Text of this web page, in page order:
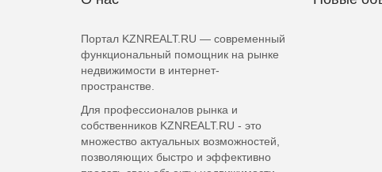
Портал KZNREALT.RU — современный
функциональный помощник на рынке
недвижимости в интернет-
пространстве.
Для профессионалов рынка и
собственников KZNREALT.RU - это
множество актуальных возможностей,
позволяющих быстро и эффективно